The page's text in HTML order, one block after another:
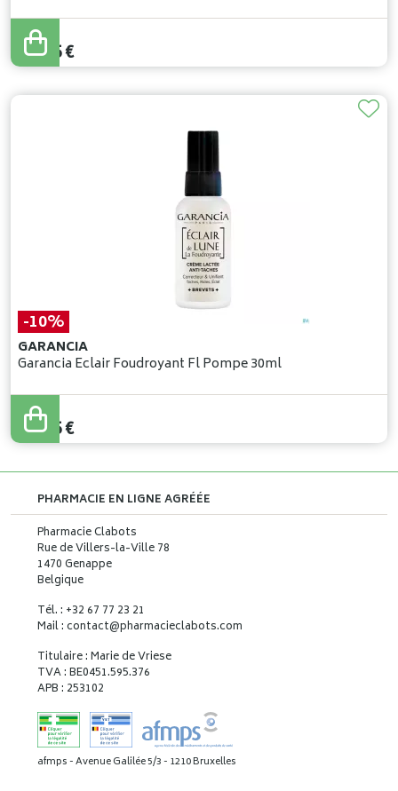
38,50
34,65€
-10%
GARANCIA
Garancia Eclair Foudroyant Fl Pompe 30ml
44,50
40,05€
PHARMACIE EN LIGNE AGRÉÉE
Pharmacie Clabots
Rue de Villers-la-Ville 78
1470 Genappe
Belgique
Tél. : +32 67 77 23 21
Mail : contact@pharmacieclabots.com
Titulaire : Marie de Vriese
TVA : BE0451.595.376
APB : 253102
afmps - Avenue Galilée 5/3 - 1210 Bruxelles